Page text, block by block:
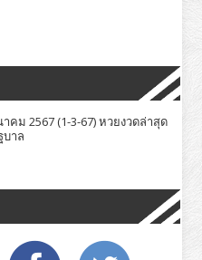
คม 2567 (1-3-67) หวยงวดล่าสุด
บาล